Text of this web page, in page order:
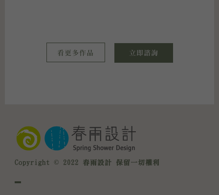
看更多作品 立即諮詢
Copyright © 2022 春雨設計 保留一切權利